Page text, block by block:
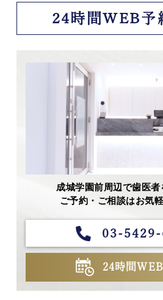
24時間WEB予
成城学園前周辺で歯医者
ご予約・ご相談はお気
03-5429-
24時間